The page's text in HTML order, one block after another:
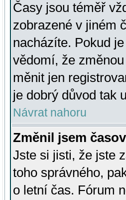
Časy jsou téměř
zobrazené v jiném
nacházíte. Pokud
vědomí, že
měnit jen
je dobrý důvod tak
Návrat nahoru
Změnil jsem
Jste si jisti, že jste
toho správného,
o letní čas. Fórum